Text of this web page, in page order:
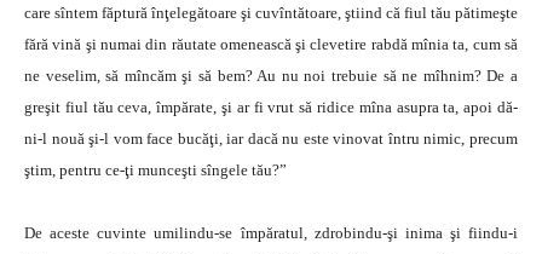
care sîntem făptură înţelegătoare şi cuvîntătoare, ştiind că fiul tău pătimeşte
fără vină şi numai din răutate omenească şi clevetire rabdă mînia ta, cum să
ne veselim, să mîncăm şi să bem? Au nu noi trebuie să ne mîhnim? De a
greşit fiul tău ceva, împărate, şi ar fi vrut să ridice mîna asupra ta, apoi dă-
ni-l nouă şi-l vom face bucăţi, iar dacă nu este vinovat întru nimic, precum
ştim, pentru ce-ţi munceşti sîngele tău?”
De aceste cuvinte umilindu-se împăratul, zdrobindu-şi inima şi fiindu-i